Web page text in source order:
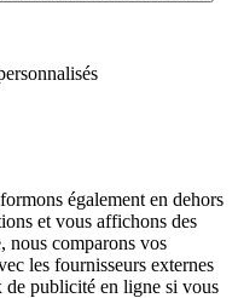
également en dehors
et vous affichons des
nous comparons vos
les fournisseurs externes
de publicité en ligne si vous